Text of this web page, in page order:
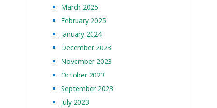
March 2025
February 2025
January 2024
December 2023
November 2023
October 2023
September 2023
July 2023